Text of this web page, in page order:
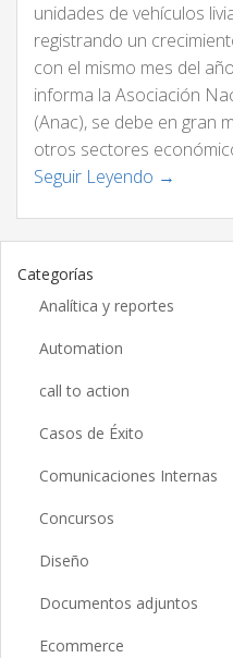
unidades de vehículos
registrando un
con el mismo mes del
informa la Asociación
(Anac), se debe en gran
otros sectores
Seguir Leyendo →
Categorías
Analítica y reportes
Automation
call to action
Casos de Éxito
Comunicaciones Internas
Concursos
Diseño
Documentos adjuntos
Ecommerce